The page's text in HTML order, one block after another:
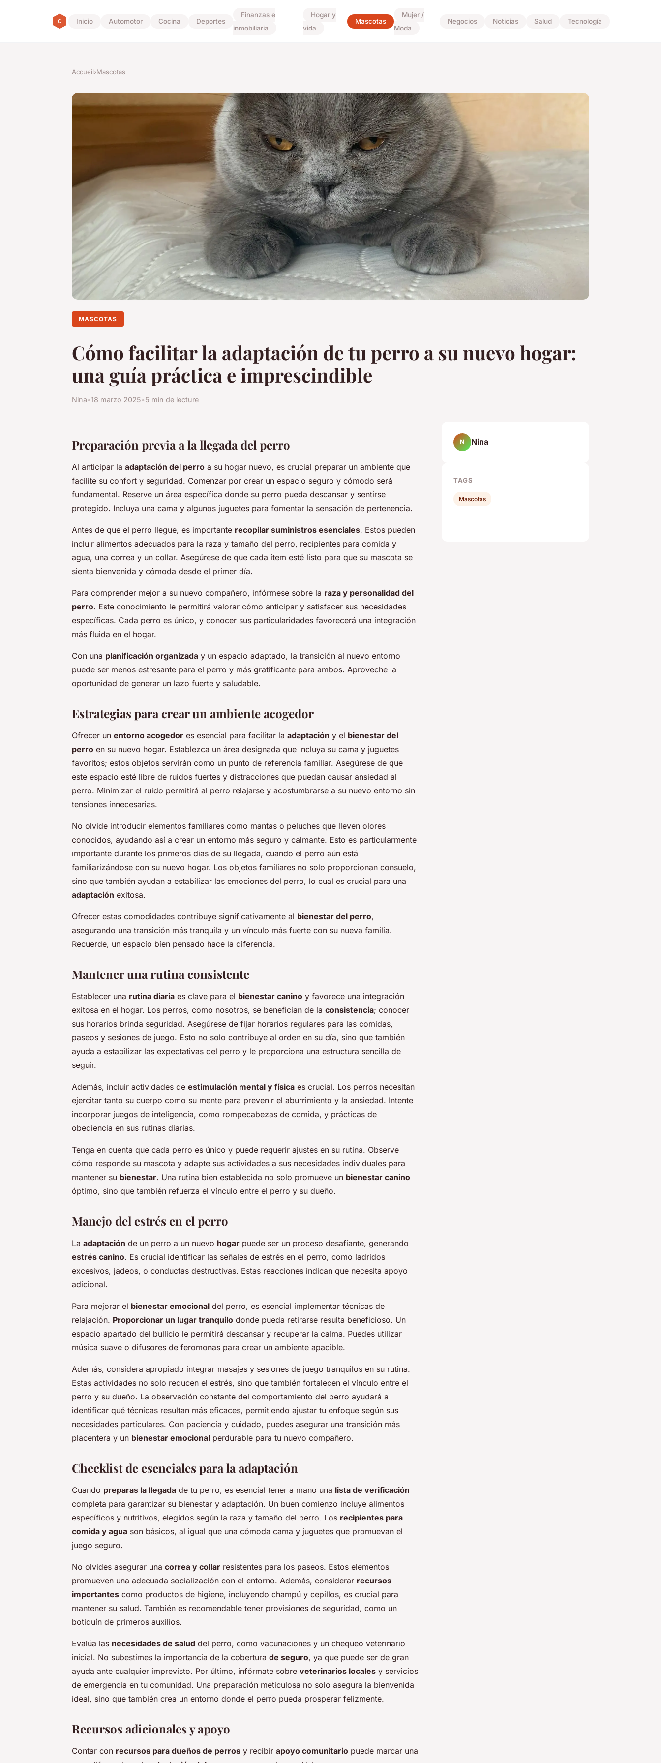
Inicio Automotor Cocina Deportes
Finanzas e
inmobiliaria
Hogar y
vida
Mascotas
Mujer /
Moda
Negocios Noticias Salud Tecnología
Accueil›Mascotas
MASCOTAS
Cómo facilitar la adaptación de tu perro a su nuevo hogar:
una guía práctica e imprescindible
Nina•18 marzo 2025•5 min de lecture
Preparación previa a la llegada del perro
Al anticipar la adaptación del perro a su hogar nuevo, es crucial preparar un ambiente que
facilite su confort y seguridad. Comenzar por crear un espacio seguro y cómodo será
fundamental. Reserve un área específica donde su perro pueda descansar y sentirse
protegido. Incluya una cama y algunos juguetes para fomentar la sensación de pertenencia.
Antes de que el perro llegue, es importante recopilar suministros esenciales. Estos pueden
incluir alimentos adecuados para la raza y tamaño del perro, recipientes para comida y
agua, una correa y un collar. Asegúrese de que cada ítem esté listo para que su mascota se
sienta bienvenida y cómoda desde el primer día.
Para comprender mejor a su nuevo compañero, infórmese sobre la raza y personalidad del
perro. Este conocimiento le permitirá valorar cómo anticipar y satisfacer sus necesidades
específicas. Cada perro es único, y conocer sus particularidades favorecerá una integración
más fluida en el hogar.
Con una planificación organizada y un espacio adaptado, la transición al nuevo entorno
puede ser menos estresante para el perro y más gratificante para ambos. Aproveche la
oportunidad de generar un lazo fuerte y saludable.
Estrategias para crear un ambiente acogedor
Ofrecer un entorno acogedor es esencial para facilitar la adaptación y el bienestar del
perro en su nuevo hogar. Establezca un área designada que incluya su cama y juguetes
favoritos; estos objetos servirán como un punto de referencia familiar. Asegúrese de que
este espacio esté libre de ruidos fuertes y distracciones que puedan causar ansiedad al
perro. Minimizar el ruido permitirá al perro relajarse y acostumbrarse a su nuevo entorno sin
tensiones innecesarias.
No olvide introducir elementos familiares como mantas o peluches que lleven olores
conocidos, ayudando así a crear un entorno más seguro y calmante. Esto es particularmente
importante durante los primeros días de su llegada, cuando el perro aún está
familiarizándose con su nuevo hogar. Los objetos familiares no solo proporcionan consuelo,
sino que también ayudan a estabilizar las emociones del perro, lo cual es crucial para una
adaptación exitosa.
Ofrecer estas comodidades contribuye significativamente al bienestar del perro,
asegurando una transición más tranquila y un vínculo más fuerte con su nueva familia.
Recuerde, un espacio bien pensado hace la diferencia.
Mantener una rutina consistente
Establecer una rutina diaria es clave para el bienestar canino y favorece una integración
exitosa en el hogar. Los perros, como nosotros, se benefician de la consistencia; conocer
sus horarios brinda seguridad. Asegúrese de fijar horarios regulares para las comidas,
paseos y sesiones de juego. Esto no solo contribuye al orden en su día, sino que también
ayuda a estabilizar las expectativas del perro y le proporciona una estructura sencilla de
seguir.
Además, incluir actividades de estimulación mental y física es crucial. Los perros necesitan
ejercitar tanto su cuerpo como su mente para prevenir el aburrimiento y la ansiedad. Intente
incorporar juegos de inteligencia, como rompecabezas de comida, y prácticas de
obediencia en sus rutinas diarias.
Tenga en cuenta que cada perro es único y puede requerir ajustes en su rutina. Observe
cómo responde su mascota y adapte sus actividades a sus necesidades individuales para
mantener su bienestar. Una rutina bien establecida no solo promueve un bienestar canino
óptimo, sino que también refuerza el vínculo entre el perro y su dueño.
Manejo del estrés en el perro
La adaptación de un perro a un nuevo hogar puede ser un proceso desafiante, generando
estrés canino. Es crucial identificar las señales de estrés en el perro, como ladridos
excesivos, jadeos, o conductas destructivas. Estas reacciones indican que necesita apoyo
adicional.
Para mejorar el bienestar emocional del perro, es esencial implementar técnicas de
relajación. Proporcionar un lugar tranquilo donde pueda retirarse resulta beneficioso. Un
espacio apartado del bullicio le permitirá descansar y recuperar la calma. Puedes utilizar
música suave o difusores de feromonas para crear un ambiente apacible.
Además, considera apropiado integrar masajes y sesiones de juego tranquilos en su rutina.
Estas actividades no solo reducen el estrés, sino que también fortalecen el vínculo entre el
perro y su dueño. La observación constante del comportamiento del perro ayudará a
identificar qué técnicas resultan más eficaces, permitiendo ajustar tu enfoque según sus
necesidades particulares. Con paciencia y cuidado, puedes asegurar una transición más
placentera y un bienestar emocional perdurable para tu nuevo compañero.
Checklist de esenciales para la adaptación
Cuando preparas la llegada de tu perro, es esencial tener a mano una lista de verificación
completa para garantizar su bienestar y adaptación. Un buen comienzo incluye alimentos
específicos y nutritivos, elegidos según la raza y tamaño del perro. Los recipientes para
comida y agua son básicos, al igual que una cómoda cama y juguetes que promuevan el
juego seguro.
No olvides asegurar una correa y collar resistentes para los paseos. Estos elementos
promueven una adecuada socialización con el entorno. Además, considerar recursos
importantes como productos de higiene, incluyendo champú y cepillos, es crucial para
mantener su salud. También es recomendable tener provisiones de seguridad, como un
botiquín de primeros auxilios.
Evalúa las necesidades de salud del perro, como vacunaciones y un chequeo veterinario
inicial. No subestimes la importancia de la cobertura de seguro, ya que puede ser de gran
ayuda ante cualquier imprevisto. Por último, infórmate sobre veterinarios locales y servicios
de emergencia en tu comunidad. Una preparación meticulosa no solo asegura la bienvenida
ideal, sino que también crea un entorno donde el perro pueda prosperar felizmente.
Recursos adicionales y apoyo
Contar con recursos para dueños de perros y recibir apoyo comunitario puede marcar una
N Nina
TAGS
Mascotas